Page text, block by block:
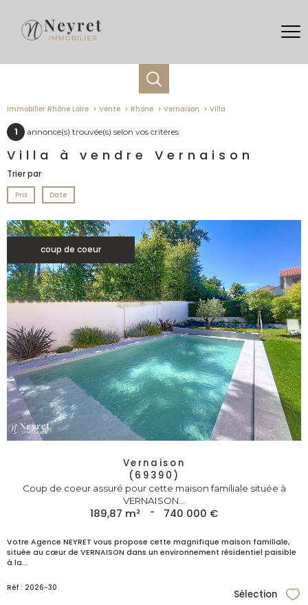
Immobilier Rhône Loire Vente Rhone Vernaison Villa
1 annonce(s) trouvée(s) selon vos critères
Villa à vendre Vernaison
Trier par
Prix Date
coup de coeur
Vernaison
(69390)
Coup de coeur assuré pour cette maison familiale située à
VERNAISON...
189,87 m² - 740 000 €
Votre Agence NEYRET vous propose cette magnifique maison familiale,
située au cœur de VERNAISON dans un environnement résidentiel paisible
à la...
Réf : 2026-30
Sélection